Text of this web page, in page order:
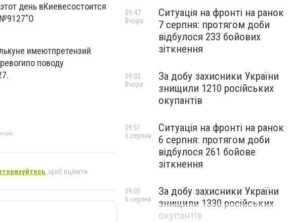
день вКиевесостоится
№9127"О
не имеютпретензий
по поводу
.
, щоб оцінити
Ситуація на фронті на ранок
7 серпня: протягом доби
відбулося 233 бойових
зіткнення
09:47
Вчора
За добу захисники України
знищили 1210 російських
окупантів
09:02
Вчора
Ситуація на фронті на ранок
6 серпня: протягом доби
відбулося 261 бойове
зіткнення
09:51
6 серпня
За добу захисники України
знищили 1330 російських
окупантів
09:05
6 серпня